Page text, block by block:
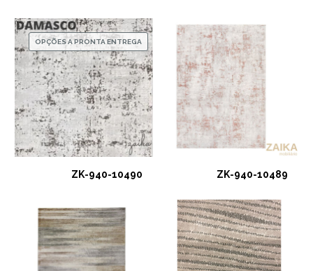
OPÇÕES A PRONTA ENTREGA
ZK-940-10490 ZK-940-10489